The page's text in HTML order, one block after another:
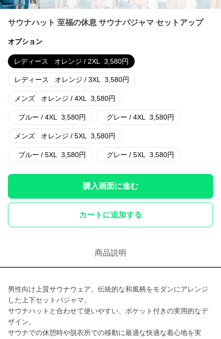
サウナハット 至福の休息 サウナパジャマ セットアップ
オプション
レディース オレンジ / 2XL 3,580円
レディース オレンジ / 3XL 3,580円
メンズ オレンジ / 4XL 3,580円
ブルー / 4XL 3,580円 グレー / 4XL 3,580円
メンズ オレンジ / 5XL 3,580円
ブルー / 5XL 3,580円 グレー / 5XL 3,580円
購入画面に進む
カートに追加する
商品説明
男性向け上質サウナウェア。伝統的な和風柄をモダンにアレンジ
した上下セットパジャマ。
サウナハットと合わせて使いやすい、ポケット付きの実用的なデ
ザイン。
サウナでの休憩時や脱衣所での移動に最適な快適な着心地を実